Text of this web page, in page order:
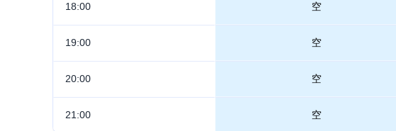
18:00 空
19:00 空
20:00 空
21:00 空